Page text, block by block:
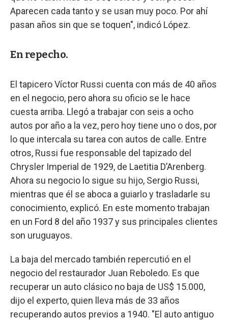
Aparecen cada tanto y se usan muy poco. Por ahí
pasan años sin que se toquen", indicó López.
En repecho.
El tapicero Víctor Russi cuenta con más de 40 años
en el negocio, pero ahora su oficio se le hace
cuesta arriba. Llegó a trabajar con seis a ocho
autos por año a la vez, pero hoy tiene uno o dos, por
lo que intercala su tarea con autos de calle. Entre
otros, Russi fue responsable del tapizado del
Chrysler Imperial de 1929, de Laetitia D’Arenberg.
Ahora su negocio lo sigue su hijo, Sergio Russi,
mientras que él se aboca a guiarlo y trasladarle su
conocimiento, explicó. En este momento trabajan
en un Ford 8 del año 1937 y sus principales clientes
son uruguayos.
La baja del mercado también repercutió en el
negocio del restaurador Juan Reboledo. Es que
recuperar un auto clásico no baja de US$ 15.000,
dijo el experto, quien lleva más de 33 años
recuperando autos previos a 1940. "El auto antiguo